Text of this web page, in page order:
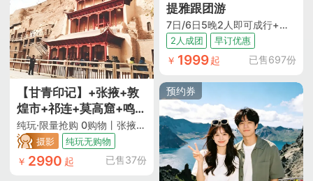
【甘青印记】+张掖+敦
煌市+祁连+莫高窟+鸣沙
山月牙泉+大柴旦翡翠湖
+生命树打卡基地+察尔
汗盐湖+茶卡盐湖+张掖
纯玩·限量抢购 0购物丨张掖直飞往返 甘青大环线 包机专享丨升级1晚宿携程网评4钻酒店+特别安排1晚宿星空房 10人以上升级豪华2+1陆地头等舱用车 航拍+藏服换装骑马拍照体验
摄影 纯玩无购物
￥ 2990 起 已售37份
提雅跟团游
7日/6日5晚2人即可成行+纯玩0购物+沙美岛加格兰岛双岛出海+经典大皇宫玉佛寺+骑大象巡游+泰服换装体验+海鲜市场实现海鲜自由+浪漫粉红沙滩下午茶+曼谷一日自由活动+芭提雅海景酒店
2人成团 早订优惠
￥ 1999起 已售697份
预约券